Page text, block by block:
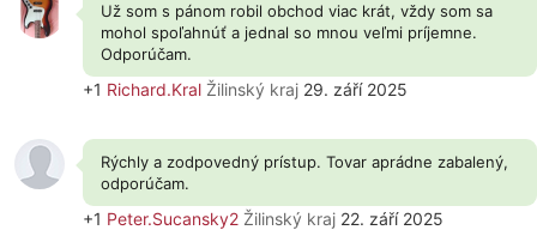
Už som s pánom robil obchod viac krát, vždy som sa
mohol spoľahnúť a jednal so mnou veľmi príjemne.
Odporúčam.
+1 Richard.Kral Žilinský kraj 29. září 2025
Rýchly a zodpovedný prístup. Tovar aprádne zabalený,
odporúčam.
+1 Peter.Sucansky2 Žilinský kraj 22. září 2025